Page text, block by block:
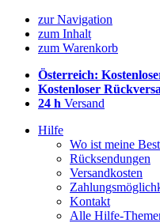
zur Navigation
zum Inhalt
zum Warenkorb
Österreich:
Kostenloser
24 h Versand
Hilfe
Wo ist meine
Rücksendungen
Versandkosten
Kontakt
Alle Hilfe-